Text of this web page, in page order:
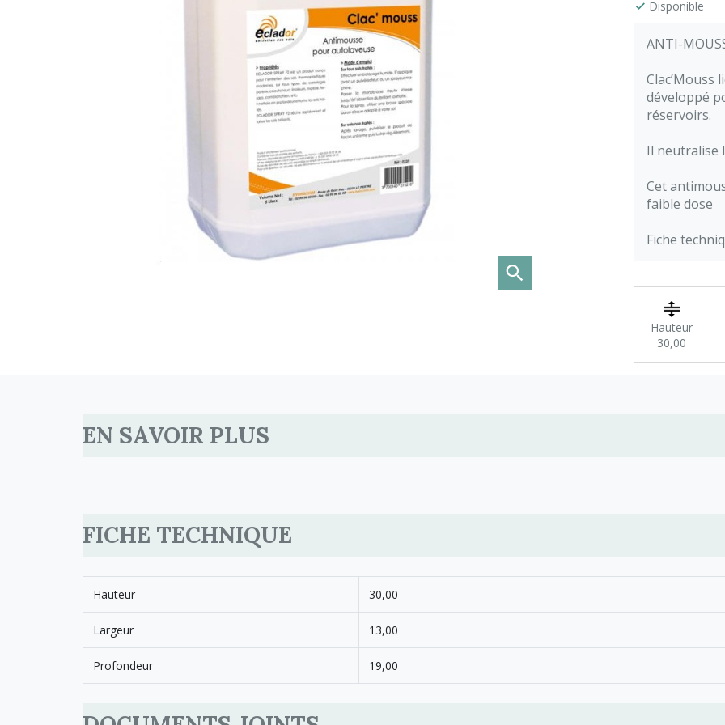
Disponible
ANTI-
développé
réservoirs.
Il neutralise
Cet
faible dose
Fiche
Hauteur
30,00
EN SAVOIR PLUS
FICHE TECHNIQUE
Hauteur 30,00
Largeur 13,00
Profondeur 19,00